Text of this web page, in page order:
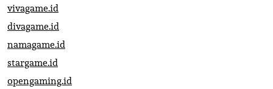
vivagame.id
divagame.id
namagame.id
stargame.id
opengaming.id